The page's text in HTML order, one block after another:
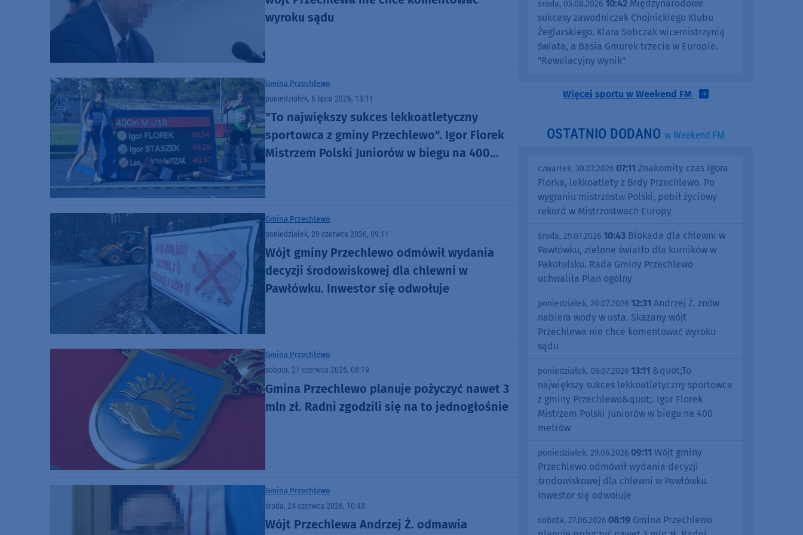
wyroku sądu
Gmina Przechlewo
poniedziałek, 6 lipca 2026, 13:11
"To największy sukces lekkoatletyczny
sportowca z gminy Przechlewo". Igor Florek
Mistrzem Polski Juniorów w biegu na 400
Gmina Przechlewo
poniedziałek, 29 czerwca 2026, 09:11
Wójt gminy Przechlewo odmówił wydania
decyzji środowiskowej dla chlewni w
Pawłówku. Inwestor się odwołuje
Gmina Przechlewo
sobota, 27 czerwca 2026, 08:19
Gmina Przechlewo planuje pożyczyć nawet 3
mln zł. Radni zgodzili się na to jednogłośnie
Gmina Przechlewo
środa, 24 czerwca 2026, 10:43
Wójt Przechlewa Andrzej Ż. odmawia
środa, 05.08.2026 10:42 Międzynarodowe
sukcesy zawodniczek Chojnickiego Klubu
Żeglarskiego. Klara Sobczak wicemistrzynią
świata, a Basia Gmurek trzecia w Europie.
"Rewelacyjny wynik"
Więcej sportu w Weekend FM
OSTATNIO DODANO w Weekend FM
czwartek, 30.07.2026 07:11 Znakomity czas Igora
Florka, lekkoatlety z Brdy Przechlewo. Po
wygraniu mistrzostw Polski, pobił życiowy
rekord w Mistrzostwach Europy
środa, 29.07.2026 10:43 Blokada dla chlewni w
Pawłówku, zielone światło dla kurników w
Pakotulsku. Rada Gminy Przechlewo
uchwaliła Plan ogólny
poniedziałek, 20.07.2026 12:31 Andrzej Ż. znów
nabiera wody w usta. Skazany wójt
Przechlewa nie chce komentować wyroku
sądu
poniedziałek, 06.07.2026 13:11 &quot;To
największy sukces lekkoatletyczny sportowca
z gminy Przechlewo&quot;. Igor Florek
Mistrzem Polski Juniorów w biegu na 400
metrów
poniedziałek, 29.06.2026 09:11 Wójt gminy
Przechlewo odmówił wydania decyzji
środowiskowej dla chlewni w Pawłówku.
Inwestor się odwołuje
sobota, 27.06.2026 08:19 Gmina Przechlewo